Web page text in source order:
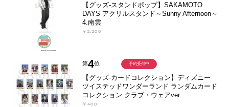
【グッズ-スタンドポップ】SAKAMOTO
DAYS アクリルスタンド～Sunny Afternoon～
4.南雲
￥2,200
第4位
【グッズ-カードコレクション】ディズニー
ツイステッドワンダーランド ランダムカード
コレクション クラブ・ウェアver.
￥400
予約受付中